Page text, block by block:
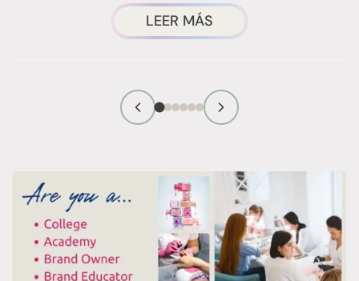
LEER MÁS ACERCA
DE
NAILS»:
LO
SABER
SOBRE
LA
CIENCIA
DE